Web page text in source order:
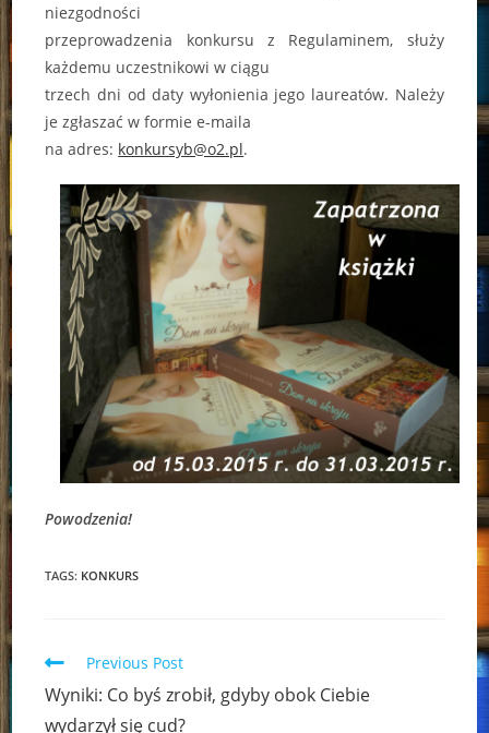
niezgodności
przeprowadzenia konkursu z Regulaminem, służy
każdemu uczestnikowi w ciągu
trzech dni od daty wyłonienia jego laureatów. Należy
je zgłaszać w formie e-maila
na adres: konkursyb@o2.pl.
Powodzenia!
TAGS: KONKURS
Read
articles
Previous Post
Wyniki: Co byś zrobił, gdyby obok Ciebie
wydarzył się cud?